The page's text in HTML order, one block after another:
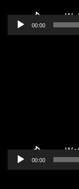
00:00
00:00